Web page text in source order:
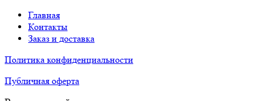
Главная
Контакты
Заказ и доставка
Политика конфиденциальности
Публичная оферта